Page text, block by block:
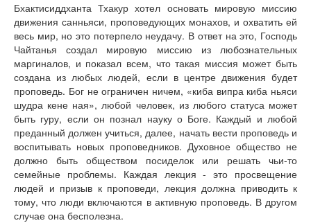
Бхактисиддханта Тхакур хотел основать мировую миссию
движения санньяси, проповедующих монахов, и охватить ей
весь мир, но это потерпело неудачу. В ответ на это, Господь
Чайтанья создал мировую миссию из любознательных
маргиналов, и показал всем, что такая миссия может быть
создана из любых людей, если в центре движения будет
проповедь. Бог не ограничен ничем, «киба випра киба ньяси
шудра кене ная», любой человек, из любого статуса может
быть гуру, если он познал науку о Боге. Каждый и любой
преданный должен учиться, далее, начать вести проповедь и
воспитывать новых проповедников. Духовное общество не
должно быть обществом посиделок или решать чьи-то
семейные проблемы. Каждая лекция - это просвещение
людей и призыв к проповеди, лекция должна приводить к
тому, что люди включаются в активную проповедь. В другом
случае она бесполезна.